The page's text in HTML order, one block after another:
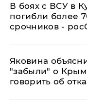
В боях с ВСУ в
погибли более
срочников -
Яковина
"забыли" о
говорить об